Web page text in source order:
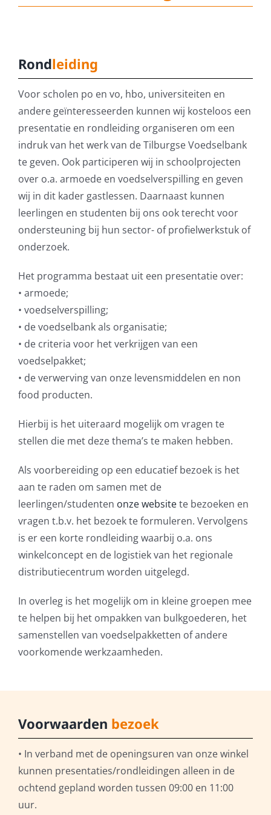
Rondleiding
Voor scholen po en vo, hbo, universiteiten en
andere geïnteresseerden kunnen wij kosteloos een
presentatie en rondleiding organiseren om een
indruk van het werk van de Tilburgse Voedselbank
te geven. Ook participeren wij in schoolprojecten
over o.a. armoede en voedselverspilling en geven
wij in dit kader gastlessen. Daarnaast kunnen
leerlingen en studenten bij ons ook terecht voor
ondersteuning bij hun sector- of profielwerkstuk of
onderzoek.
Het programma bestaat uit een presentatie over:
• armoede;
• voedselverspilling;
• de voedselbank als organisatie;
• de criteria voor het verkrijgen van een
voedselpakket;
• de verwerving van onze levensmiddelen en non
food producten.
Hierbij is het uiteraard mogelijk om vragen te
stellen die met deze thema’s te maken hebben.
Als voorbereiding op een educatief bezoek is het
aan te raden om samen met de
leerlingen/studenten onze websitete bezoeken en
vragen t.b.v. het bezoek te formuleren. Vervolgens
is er een korte rondleiding waarbij o.a. ons
winkelconcept en de logistiek van het regionale
distributiecentrum worden uitgelegd.
In overleg is het mogelijk om in kleine groepen mee
te helpen bij het ompakken van bulkgoederen, het
samenstellen van voedselpakketten of andere
voorkomende werkzaamheden.
Voorwaarden bezoek
• In verband met de openingsuren van onze winkel
kunnen presentaties/rondleidingen alleen in de
ochtend gepland worden tussen 09:00 en 11:00
uur.